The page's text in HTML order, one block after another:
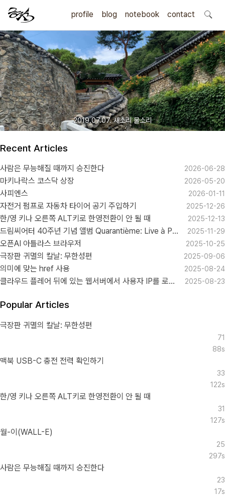
profile blog notebook contact
search
2019.07.07. 새소리 물소리
Recent Articles
사람은 무능해질 때까지 승진한다 2026-06-28
마키나락스 코스닥 상장 2026-05-20
사피엔스 2026-01-11
자전거 펌프로 자동차 타이어 공기 주입하기 2025-12-26
한/영 키나 오른쪽 ALT키로 한영전환이 안 될 때 2025-12-13
드림씨어터 40주년 기념 앨범 Quarantième: Live à Paris 2025-11-29
오픈AI 아틀라스 브라우저 2025-10-25
극장판 귀멸의 칼날: 무한성편 2025-09-06
의미에 맞는 href 사용 2025-08-24
클라우드 플레어 뒤에 있는 웹서버에서 사용자 IP를 로그로 남기기 2025-08-23
Popular Articles
극장판 귀멸의 칼날: 무한성편
71
88s
맥북 USB-C 충전 전력 확인하기
33
122s
한/영 키나 오른쪽 ALT키로 한영전환이 안 될 때
31
127s
월-이(WALL-E)
25
297s
사람은 무능해질 때까지 승진한다
23
17s